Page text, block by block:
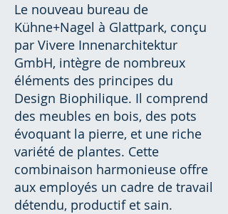
Le nouveau bureau de
Kühne+Nagel à Glattpark, conçu
par Vivere Innenarchitektur
GmbH, intègre de nombreux
éléments des principes du
Design Biophilique. Il comprend
des meubles en bois, des pots
évoquant la pierre, et une riche
variété de plantes. Cette
combinaison harmonieuse offre
aux employés un cadre de travail
détendu, productif et sain.